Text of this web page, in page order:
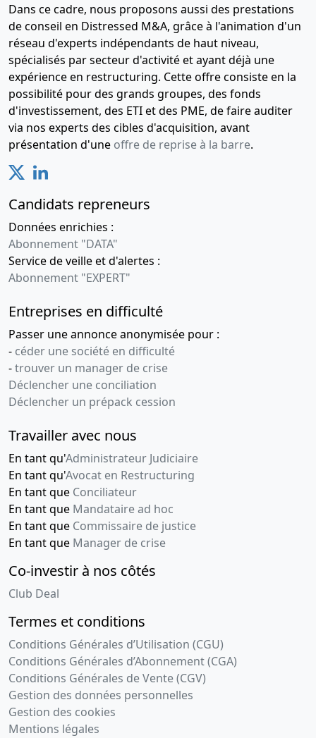
Dans ce cadre, nous proposons aussi des prestations
de conseil en Distressed M&A, grâce à l'animation d'un
réseau d'experts indépendants de haut niveau,
spécialisés par secteur d'activité et ayant déjà une
expérience en restructuring. Cette offre consiste en la
possibilité pour des grands groupes, des fonds
d'investissement, des ETI et des PME, de faire auditer
via nos experts des cibles d'acquisition, avant
présentation d'une offre de reprise à la barre.
Candidats repreneurs
Données enrichies :
Abonnement "DATA"
Service de veille et d'alertes :
Abonnement "EXPERT"
Entreprises en difficulté
Passer une annonce anonymisée pour :
- céder une société en difficulté
-trouver un manager de crise
Déclencher une conciliation
Déclencher un prépack cession
Travailler avec nous
En tant qu'Administrateur Judiciaire
En tant qu'Avocat en Restructuring
En tant que Conciliateur
En tant que Mandataire ad hoc
En tant que Commissaire de justice
En tant que Manager de crise
Co-investir à nos côtés
Club Deal
Termes et conditions
Conditions Générales d’Utilisation (CGU)
Conditions Générales d’Abonnement (CGA)
Conditions Générales de Vente (CGV)
Gestion des données personnelles
Gestion des cookies
Mentions légales